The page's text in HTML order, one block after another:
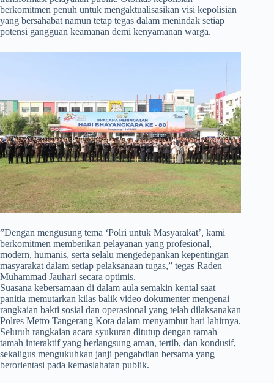
berkomitmen penuh untuk mengaktualisasikan visi kepolisian
yang bersahabat namun tetap tegas dalam menindak setiap
potensi gangguan keamanan demi kenyamanan warga.
​”Dengan mengusung tema ‘Polri untuk Masyarakat’, kami
berkomitmen memberikan pelayanan yang profesional,
modern, humanis, serta selalu mengedepankan kepentingan
masyarakat dalam setiap pelaksanaan tugas,” tegas Raden
Muhammad Jauhari secara optimis.
Suasana kebersamaan di dalam aula semakin kental saat
panitia memutarkan kilas balik video dokumenter mengenai
rangkaian bakti sosial dan operasional yang telah dilaksanakan
Polres Metro Tangerang Kota dalam menyambut hari lahirnya.
Seluruh rangkaian acara syukuran ditutup dengan ramah
tamah interaktif yang berlangsung aman, tertib, dan kondusif,
sekaligus mengukuhkan janji pengabdian bersama yang
berorientasi pada kemaslahatan publik.